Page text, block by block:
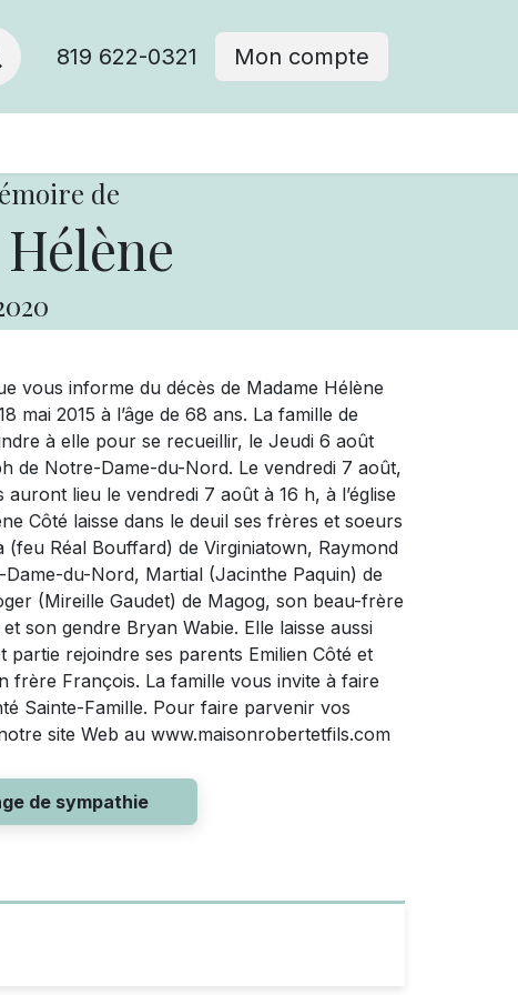
819 622-0321 Mon compte
de
vous informe du décès de Madame Hélène
mai 2015 à l’âge de 68 ans. La famille de
à elle pour se recueillir, le Jeudi 6 août
de Notre-Dame-du-Nord. Le vendredi 7 août,
lieu le vendredi 7 août à 16 h, à l’église
Côté laisse dans le deuil ses frères et soeurs
Réal Bouffard) de Virginiatown, Raymond
du-Nord, Martial (Jacinthe Paquin) de
(Mireille Gaudet) de Magog, son beau-frère
son gendre Bryan Wabie. Elle laisse aussi
rejoindre ses parents Emilien Côté et
frère François. La famille vous invite à faire
Sainte-Famille. Pour faire parvenir vos
site Web au www.maisonrobertetfils.com
de sympathie